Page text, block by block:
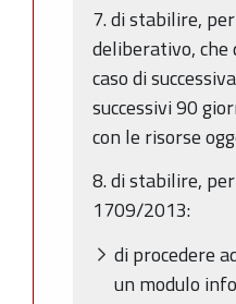
7. di stabilire,
deliberativo, che
caso di
successivi 90
con le risorse
8. di stabilire,
1709/2013:
di procedere
un modulo